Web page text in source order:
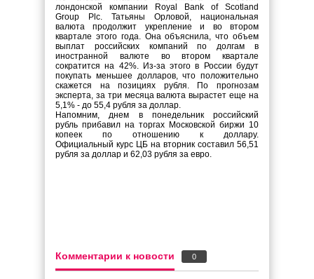
лондонской компании Royal Bank of Scotland
Group Plc. Татьяны Орловой, национальная
валюта продолжит укрепление и во втором
квартале этого года. Она объяснила, что объем
выплат российских компаний по долгам в
иностранной валюте во втором квартале
сократится на 42%. Из-за этого в России будут
покупать меньшее долларов, что положительно
скажется на позициях рубля. По прогнозам
эксперта, за три месяца валюта вырастет еще на
5,1% - до 55,4 рубля за доллар.
Напомним, днем в понедельник российский
рубль прибавил на торгах Московской биржи 10
копеек по отношению к доллару.
Официальный курс ЦБ на вторник составил 56,51
рубля за доллар и 62,03 рубля за евро.
Комментарии к новости 0